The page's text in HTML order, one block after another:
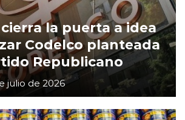
la puerta a idea
Codelco planteada
Republicano
julio de 2026